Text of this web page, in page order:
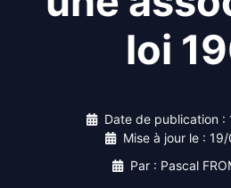
loi
Date de publication :
Mise à jour le : 19/
Par : Pascal